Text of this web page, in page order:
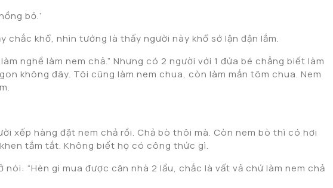
bỏ.’
chắc khổ, nhìn tướng là thấy người này khổ sớ lận đận lắm.
nghề làm nem chả.” Nhưng có 2 người với 1 đứa bé chẳng biết làm
không đây. Tôi cũng làm nem chua, còn làm mắn tôm chua. Nem
xếp hàng đặt nem chả rồi. Chả bò thôi mà. Còn nem bò thì có hơi
tắm tắt. Không biết họ có công thức gì.
nói: “Hèn gì mua được căn nhà 2 lầu, chắc là vất vả chứ làm nem chả